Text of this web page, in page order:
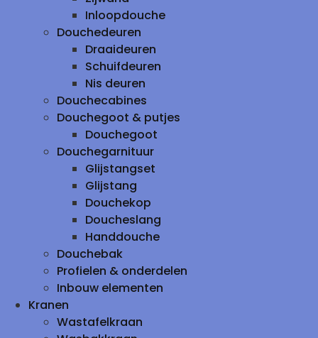
Inloopdouche
Douchedeuren
Draaideuren
Schuifdeuren
Nis deuren
Douchecabines
Douchegoot & putjes
Douchegoot
Douchegarnituur
Glijstangset
Glijstang
Douchekop
Doucheslang
Handdouche
Douchebak
Profielen & onderdelen
Inbouw elementen
Kranen
Wastafelkraan